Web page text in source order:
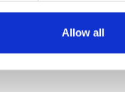
Allow all